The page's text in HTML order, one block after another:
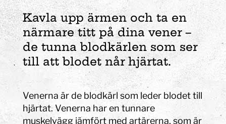
Kavla upp ärmen och ta en
närmare titt på dina vener –
de tunna blodkärlen som ser
till att blodet når hjärtat.
Venerna är de blodkärl som leder blodet till
hjärtat. Venerna har en tunnare
muskelvägg jämfört med artärerna, som är